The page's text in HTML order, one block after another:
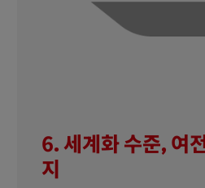
6. 세계화 수준, 여
지